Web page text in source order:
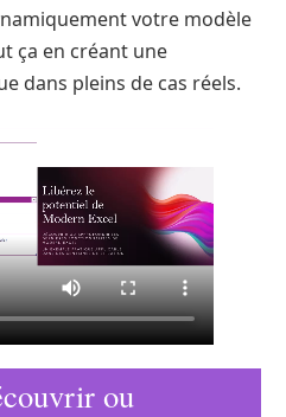
votre modèle
ça en créant une
dans pleins de cas réels.
ou